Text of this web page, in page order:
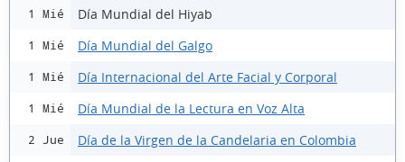
1 Mié Día Mundial del Hiyab
1 Mié Día Mundial del Galgo
1 Mié Día Internacional del Arte Facial y Corporal
1 Mié Día Mundial de la Lectura en Voz Alta
2 Jue Día de la Virgen de la Candelaria en Colombia